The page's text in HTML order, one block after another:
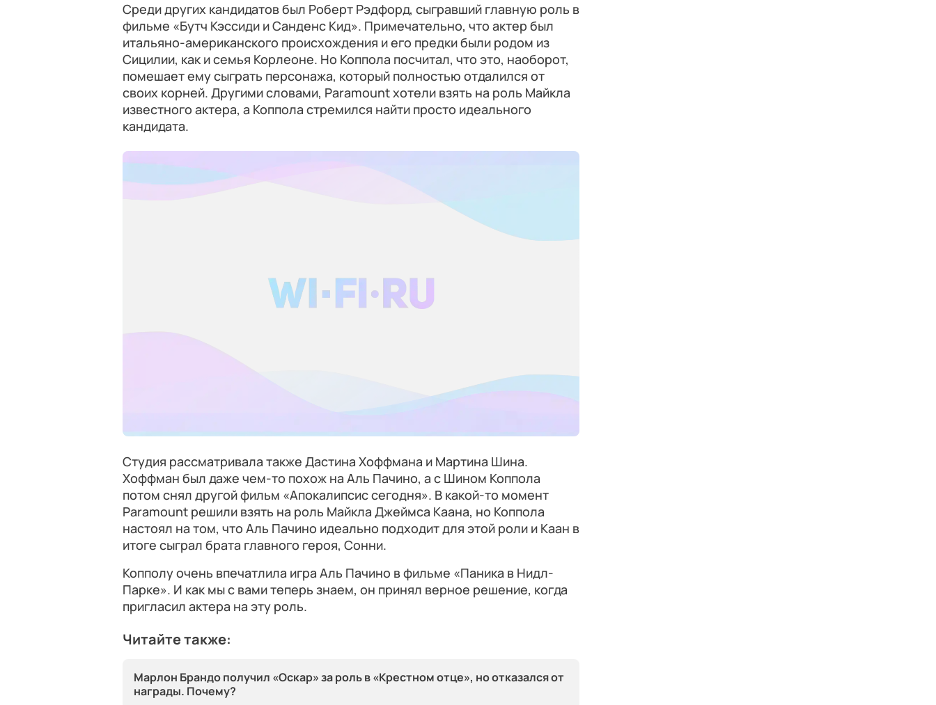
Среди других кандидатов был Роберт Рэдфорд, сыгравший главную роль в
фильме «Бутч Кэссиди и Санденс Кид». Примечательно, что актер был
итальяно-американского происхождения и его предки были родом из
Сицилии, как и семья Корлеоне. Но Коппола посчитал, что это, наоборот,
помешает ему сыграть персонажа, который полностью отдалился от
своих корней. Другими словами, Paramount хотели взять на роль Майкла
известного актера, а Коппола стремился найти просто идеального
кандидата.
Студия рассматривала также Дастина Хоффмана и Мартина Шина.
Хоффман был даже чем-то похож на Аль Пачино, а с Шином Коппола
потом снял другой фильм «Апокалипсис сегодня». В какой-то момент
Paramount решили взять на роль Майкла Джеймса Каана, но Коппола
настоял на том, что Аль Пачино идеально подходит для этой роли и Каан в
итоге сыграл брата главного героя, Сонни.
Копполу очень впечатлила игра Аль Пачино в фильме «Паника в Нидл-
Парке». И как мы с вами теперь знаем, он принял верное решение, когда
пригласил актера на эту роль.
Читайте также:
Марлон Брандо получил «Оскар» за роль в «Крестном отце», но отказался от
награды. Почему?